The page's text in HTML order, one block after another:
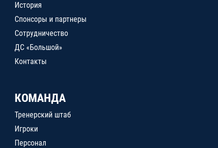
История
Спонсоры и партнеры
Сотрудничество
ДС «Большой»
Контакты
КОМАНДА
Тренерский штаб
Игроки
Персонал